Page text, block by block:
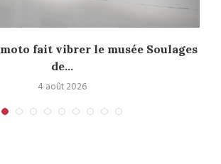
fait vibrer le musée Soulages
de...
4 août 2026